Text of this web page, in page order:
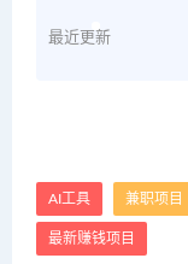
最近更新
AI工具 兼职项目
最新赚钱项目